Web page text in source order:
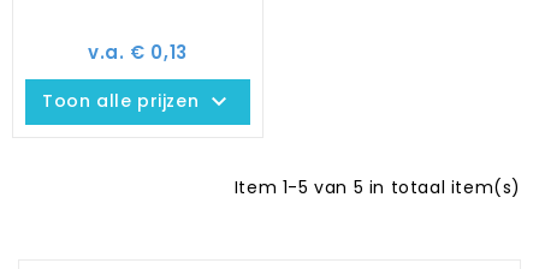
v.a. € 0,13
Toon alle prijzen keyboard_arrow_down
Item 1-5 van 5 in totaal item(s)